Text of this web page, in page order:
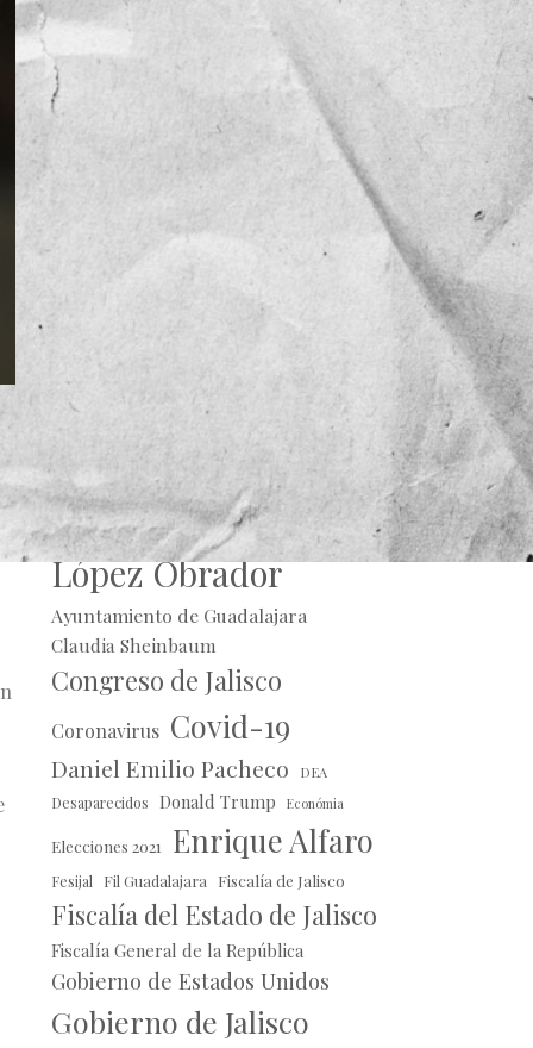
Alberto Uribe
Andrés Manuel
López Obrador
Ayuntamiento de Guadalajara
Claudia Sheinbaum
Congreso de Jalisco
Coronavirus Covid-19
Daniel Emilio Pacheco DEA
Desaparecidos Donald Trump Económia
Elecciones 2021 Enrique Alfaro
Fesijal Fil Guadalajara Fiscalía de Jalisco
Fiscalía del Estado de Jalisco
Fiscalía General de la República
Gobierno de Estados Unidos
Gobierno de Jalisco